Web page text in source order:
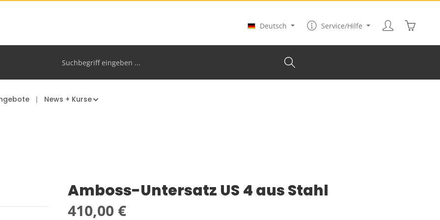
Deutsch
Service/Hilfe
News + Kurse
Amboss-Untersatz US 4 aus Stahl
Regulärer Preis:
410,00 €